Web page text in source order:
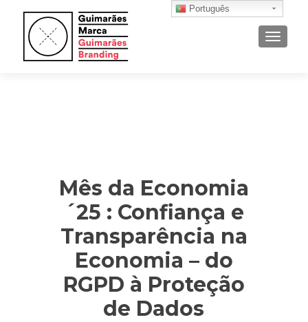
Mês da Economia
´25 : Confiança e
Transparência na
Economia – do
RGPD à Proteção
de Dados
Português